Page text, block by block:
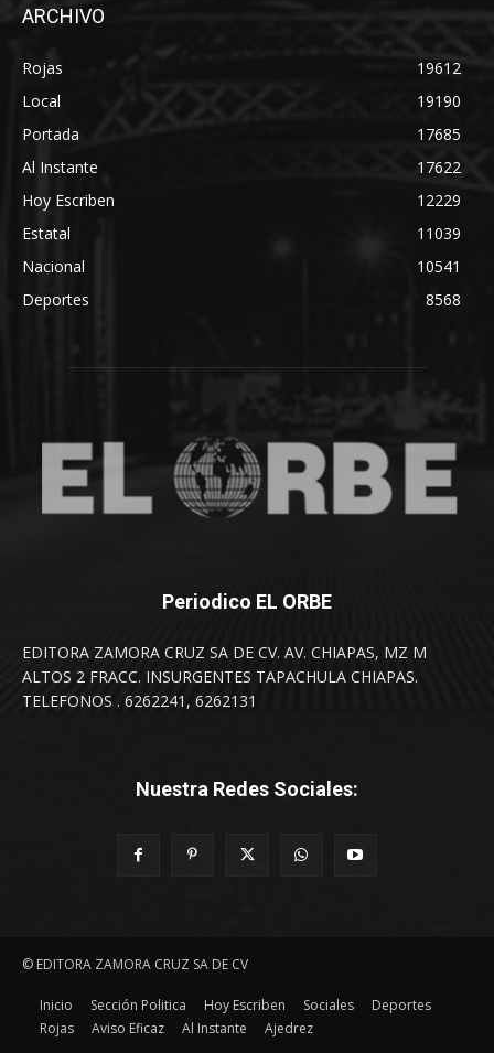
ARCHIVO
Rojas
19612
Local
19190
Portada
17685
Al Instante
17622
Hoy Escriben
12229
Estatal
11039
Nacional
10541
Deportes
8568
Periodico EL ORBE
EDITORA ZAMORA CRUZ SA DE CV. AV. CHIAPAS, MZ M
ALTOS 2 FRACC. INSURGENTES TAPACHULA CHIAPAS.
TELEFONOS . 6262241, 6262131
Nuestra Redes Sociales:
© EDITORA ZAMORA CRUZ SA DE CV
Inicio Sección Politica Hoy Escriben Sociales
Deportes
Rojas
Aviso Eficaz Al Instante Ajedrez